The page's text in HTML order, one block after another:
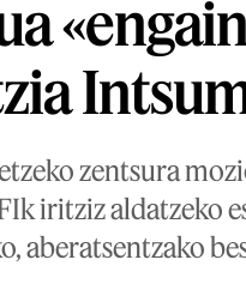
zentsura
iritziz aldatzeko
aberatsentzako